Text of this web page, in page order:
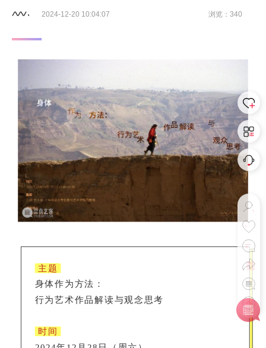
2024-12-20 10:04:07 浏览：340
主题
身体作为方法：
行为艺术作品解读与观念思考
时间